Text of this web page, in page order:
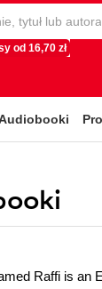
od 16,70 zł
Raffi is an